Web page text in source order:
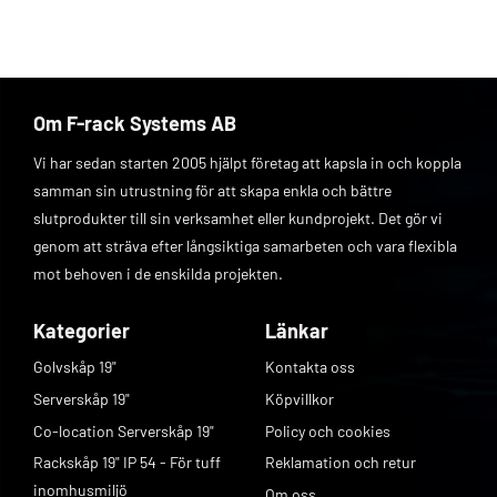
Om F-rack Systems AB
Vi har sedan starten 2005 hjälpt företag att kapsla in och koppla
samman sin utrustning för att skapa enkla och bättre
slutprodukter till sin verksamhet eller kundprojekt. Det gör vi
genom att sträva efter långsiktiga samarbeten och vara flexibla
mot behoven i de enskilda projekten.
Kategorier
Golvskåp 19"
Serverskåp 19"
Co-location Serverskåp 19"
Rackskåp 19" IP 54 - För tuff
inomhusmiljö
Länkar
Kontakta oss
Köpvillkor
Policy och cookies
Reklamation och retur